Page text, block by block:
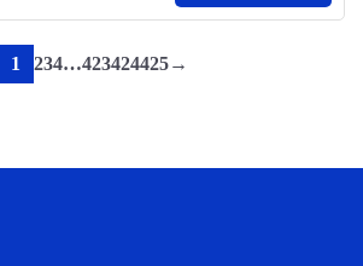
1 234…423424425→